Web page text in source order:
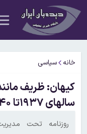
خانه سیاسی
کیهان: ظریف
سالهای ۱۹۳۷تا ۱۹۴۰عمل کرد
روزنامه تحت